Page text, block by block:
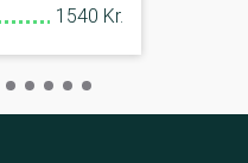
1540 Kr.